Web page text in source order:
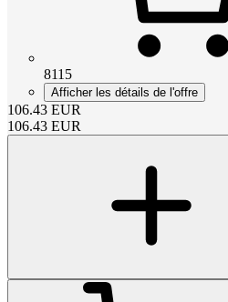
8115
Afficher les détails de l'offre
106.43 EUR
106.43 EUR